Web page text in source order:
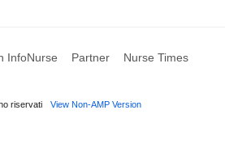
InfoNurse Partner Nurse Times
riservati View Non-AMP Version